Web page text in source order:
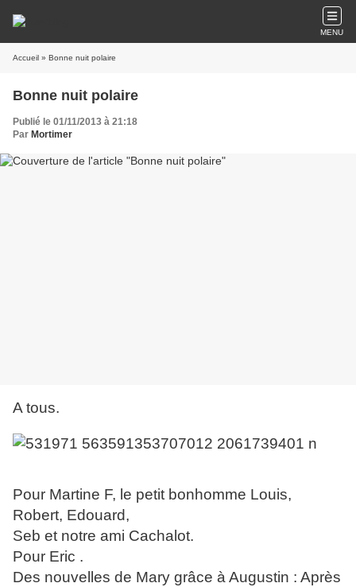
MENU
Accueil » Bonne nuit polaire
Bonne nuit polaire
Publié le 01/11/2013 à 21:18
Par Mortimer
A tous.
Pour Martine F, le petit bonhomme Louis,
Robert, Edouard,
Seb et notre ami Cachalot.
Pour Eric .
Des nouvelles de Mary grâce à Augustin : Après